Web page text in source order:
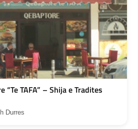
“Te TAFA” – Shija e Tradites
Durres